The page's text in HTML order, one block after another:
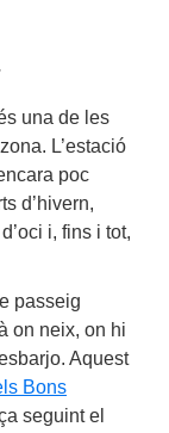
una de les
L’estació
poc
d’hivern,
i, fins i tot,
passeig
on neix, on hi
Aquest
Bons
seguint el